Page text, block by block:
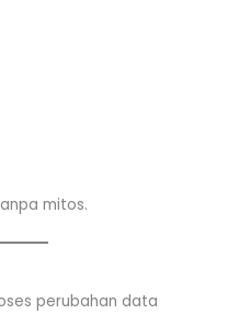
mitos.
perubahan data